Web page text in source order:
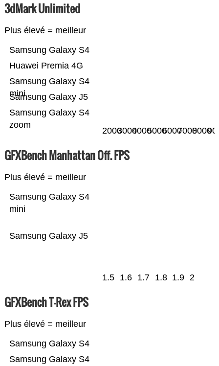
3dMark Unlimited
Plus élevé = meilleur
Samsung Galaxy S4
zoom
Samsung Galaxy J5
Samsung Galaxy S4
mini
Huawei Premia 4G
Samsung Galaxy S4
2000300040005000600070008000
GFXBench Manhattan Off. FPS
Plus élevé = meilleur
Samsung Galaxy J5
Samsung Galaxy S4
mini
1.5 1.6 1.7 1.8 1.9 2
GFXBench T-Rex FPS
Plus élevé = meilleur
Samsung Galaxy S4
Samsung Galaxy S4